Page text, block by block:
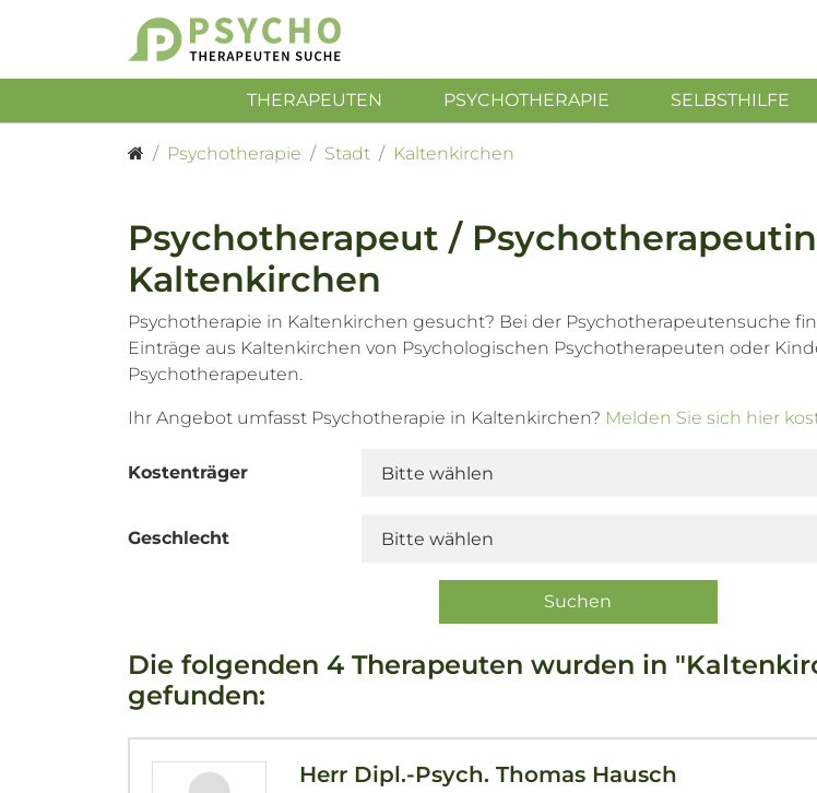
THERAPEUTEN PSYCHOTHERAPIE SELBSTHILFE
Psychotherapie Stadt Kaltenkirchen
Psychotherapeut /
Kaltenkirchen
Psychotherapie in Kaltenkirchen gesucht? Bei der Psychotherapeutensuche
Einträge aus Kaltenkirchen von Psychologischen Psychotherapeuten oder
Psychotherapeuten.
Ihr Angebot umfasst Psychotherapie in Kaltenkirchen? Melden Sie sich hier
Kostenträger
Geschlecht
Die folgenden 4 Therapeuten wurden in
gefunden:
Herr Dipl.-Psych. Thomas Hausch